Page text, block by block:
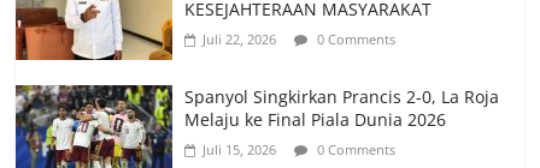
Juli 15, 2026 0 Comments
Perebutkan Tiket Final Piala Dunia 2026